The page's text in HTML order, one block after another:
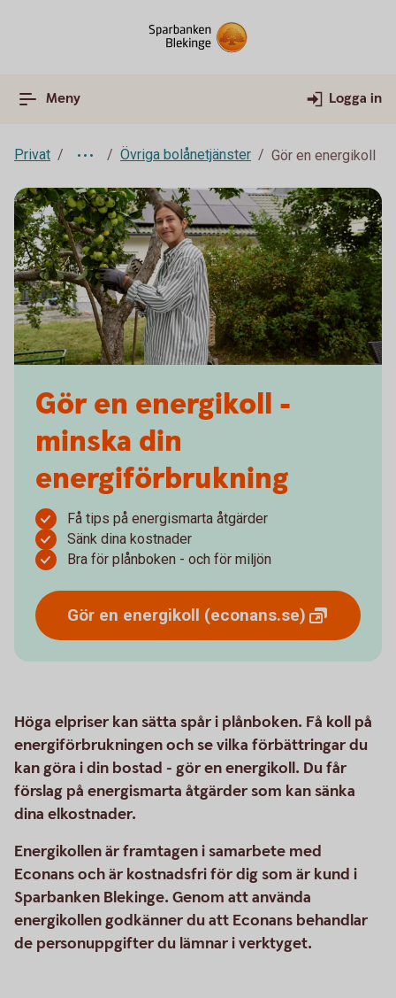
Meny Logga in
Privat Övriga bolånetjänster Gör en energikoll
Gör en energikoll -
minska din
energiförbrukning
Få tips på energismarta åtgärder
Sänk dina kostnader
Bra för plånboken - och för miljön
Gör en energikoll (econans.se)
Höga elpriser kan sätta spår i plånboken. Få koll på
energiförbrukningen och se vilka förbättringar du
kan göra i din bostad - gör en energikoll. Du får
förslag på energismarta åtgärder som kan sänka
dina elkostnader.
Energikollen är framtagen i samarbete med
Econans och är kostnadsfri för dig som är kund i
Sparbanken Blekinge. Genom att använda
energikollen godkänner du att Econans behandlar
de personuppgifter du lämnar i verktyget.